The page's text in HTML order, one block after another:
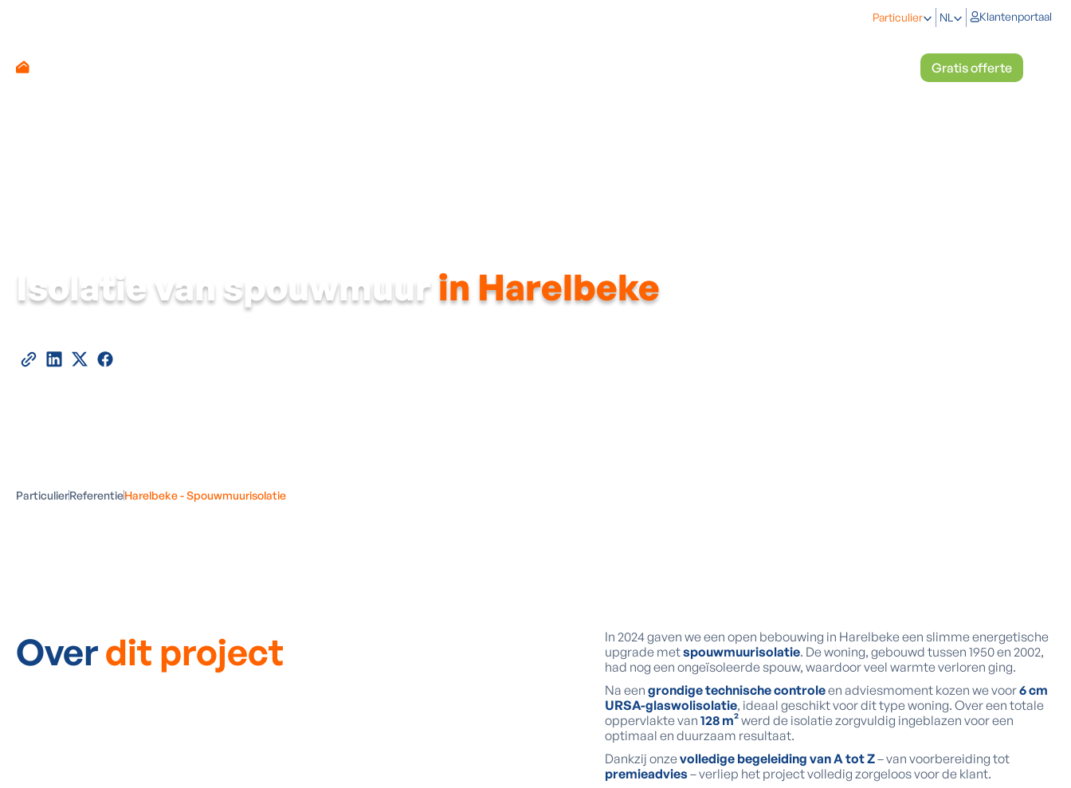
Particulier NL Klantenportaal
Gratis offerte
Isolatie van spouwmuurin Harelbeke
ParticulierReferentieHarelbeke - Spouwmuurisolatie
Overdit project
In 2024 gaven we een open bebouwing in Harelbeke een slimme energetische
upgrade metspouwmuurisolatie. De woning, gebouwd tussen 1950 en 2002,
had nog een ongeïsoleerde spouw, waardoor veel warmte verloren ging.
Na een grondige technische controleen adviesmoment kozen we voor6 cm
URSA-glaswolisolatie, ideaal geschikt voor dit type woning. Over een totale
oppervlakte van 128 m²werd de isolatie zorgvuldig ingeblazen voor een
optimaal en duurzaam resultaat.
Dankzij onzevolledige begeleiding van A tot Z– van voorbereiding tot
premieadvies– verliep het project volledig zorgeloos voor de klant.